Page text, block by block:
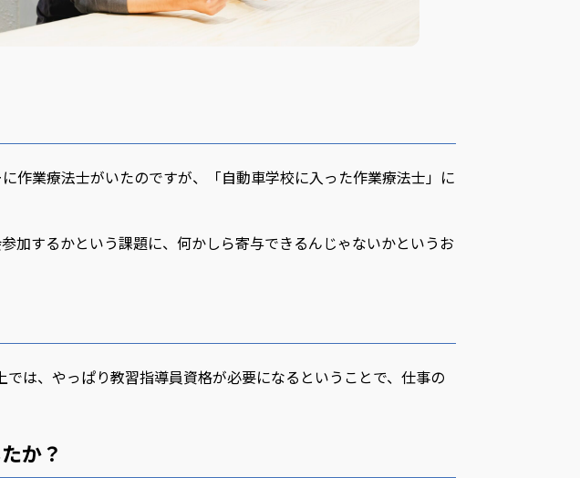
作業療法士がいたのですが、「自動車学校に入った作業療法士」に
加するかという課題に、何かしら寄与できるんじゃないかというお
は、やっぱり教習指導員資格が必要になるということで、仕事の
か？